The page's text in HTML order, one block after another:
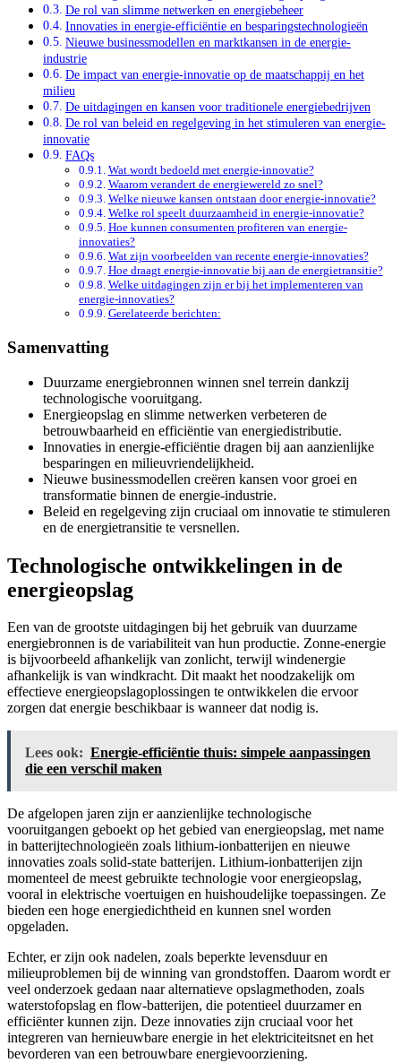
De rol van slimme netwerken en energiebeheer
Innovaties in energie-efficiëntie en besparingstechnologieën
Nieuwe businessmodellen en marktkansen in de energie-
industrie
De impact van energie-innovatie op de maatschappij en het
milieu
De uitdagingen en kansen voor traditionele energiebedrijven
De rol van beleid en regelgeving in het stimuleren van energie-
innovatie
FAQs
Wat wordt bedoeld met energie-innovatie?
Waarom verandert de energiewereld zo snel?
Welke nieuwe kansen ontstaan door energie-innovatie?
Welke rol speelt duurzaamheid in energie-innovatie?
Hoe kunnen consumenten profiteren van energie-
innovaties?
Wat zijn voorbeelden van recente energie-innovaties?
Hoe draagt energie-innovatie bij aan de energietransitie?
Welke uitdagingen zijn er bij het implementeren van
energie-innovaties?
Gerelateerde berichten:
Samenvatting
Duurzame energiebronnen winnen snel terrein dankzij
technologische vooruitgang.
Energieopslag en slimme netwerken verbeteren de
betrouwbaarheid en efficiëntie van energiedistributie.
Innovaties in energie-efficiëntie dragen bij aan aanzienlijke
besparingen en milieuvriendelijkheid.
Nieuwe businessmodellen creëren kansen voor groei en
transformatie binnen de energie-industrie.
Beleid en regelgeving zijn cruciaal om innovatie te stimuleren
en de energietransitie te versnellen.
Technologische ontwikkelingen in de
energieopslag
Een van de grootste uitdagingen bij het gebruik van duurzame
energiebronnen is de variabiliteit van hun productie. Zonne-energie
is bijvoorbeeld afhankelijk van zonlicht, terwijl windenergie
afhankelijk is van windkracht. Dit maakt het noodzakelijk om
effectieve energieopslagoplossingen te ontwikkelen die ervoor
zorgen dat energie beschikbaar is wanneer dat nodig is.
Lees ook: Energie-efficiëntie thuis: simpele aanpassingen
die een verschil maken
De afgelopen jaren zijn er aanzienlijke technologische
vooruitgangen geboekt op het gebied van energieopslag, met name
in batterijtechnologieën zoals lithium-ionbatterijen en nieuwe
innovaties zoals solid-state batterijen. Lithium-ionbatterijen zijn
momenteel de meest gebruikte technologie voor energieopslag,
vooral in elektrische voertuigen en huishoudelijke toepassingen. Ze
bieden een hoge energiedichtheid en kunnen snel worden
opgeladen.
Echter, er zijn ook nadelen, zoals beperkte levensduur en
milieuproblemen bij de winning van grondstoffen. Daarom wordt er
veel onderzoek gedaan naar alternatieve opslagmethoden, zoals
waterstofopslag en flow-batterijen, die potentieel duurzamer en
efficiënter kunnen zijn. Deze innovaties zijn cruciaal voor het
integreren van hernieuwbare energie in het elektriciteitsnet en het
bevorderen van een betrouwbare energievoorziening.